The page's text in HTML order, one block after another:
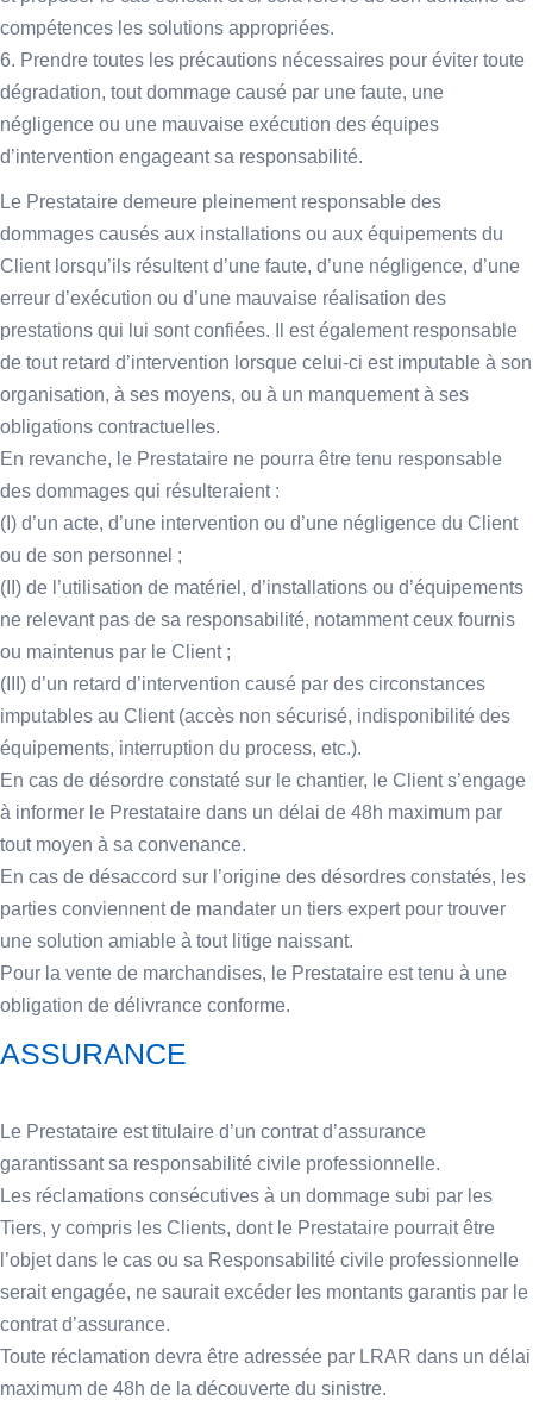
compétences les solutions appropriées.
6. Prendre toutes les précautions nécessaires pour éviter toute
dégradation, tout dommage causé par une faute, une
négligence ou une mauvaise exécution des équipes
d’intervention engageant sa responsabilité.
Le Prestataire demeure pleinement responsable des
dommages causés aux installations ou aux équipements du
Client lorsqu’ils résultent d’une faute, d’une négligence, d’une
erreur d’exécution ou d’une mauvaise réalisation des
prestations qui lui sont confiées. Il est également responsable
de tout retard d’intervention lorsque celui-ci est imputable à son
organisation, à ses moyens, ou à un manquement à ses
obligations contractuelles.
En revanche, le Prestataire ne pourra être tenu responsable
des dommages qui résulteraient :
(I) d’un acte, d’une intervention ou d’une négligence du Client
ou de son personnel ;
(II) de l’utilisation de matériel, d’installations ou d’équipements
ne relevant pas de sa responsabilité, notamment ceux fournis
ou maintenus par le Client ;
(III) d’un retard d’intervention causé par des circonstances
imputables au Client (accès non sécurisé, indisponibilité des
équipements, interruption du process, etc.).
En cas de désordre constaté sur le chantier, le Client s’engage
à informer le Prestataire dans un délai de 48h maximum par
tout moyen à sa convenance.
En cas de désaccord sur l’origine des désordres constatés, les
parties conviennent de mandater un tiers expert pour trouver
une solution amiable à tout litige naissant.
Pour la vente de marchandises, le Prestataire est tenu à une
obligation de délivrance conforme.
ASSURANCE
Le Prestataire est titulaire d’un contrat d’assurance
garantissant sa responsabilité civile professionnelle.
Les réclamations consécutives à un dommage subi par les
Tiers, y compris les Clients, dont le Prestataire pourrait être
l’objet dans le cas ou sa Responsabilité civile professionnelle
serait engagée, ne saurait excéder les montants garantis par le
contrat d’assurance.
Toute réclamation devra être adressée par LRAR dans un délai
maximum de 48h de la découverte du sinistre.